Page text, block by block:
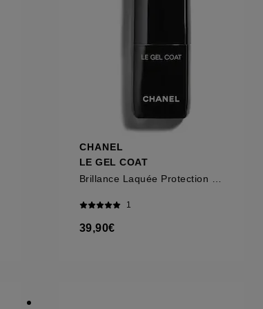
CHANEL
LE GEL COAT
1
39,90€